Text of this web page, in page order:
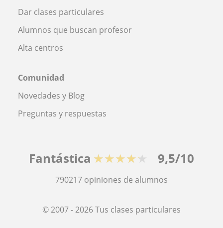
Dar clases particulares
Alumnos que buscan profesor
Alta centros
Comunidad
Novedades y Blog
Preguntas y respuestas
Fantástica ★★★★★ 9,5/10
790217 opiniones de alumnos
© 2007 - 2026 Tus clases particulares